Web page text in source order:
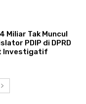
Miliar Tak Muncul
PDIP di DPRD
Investigatif